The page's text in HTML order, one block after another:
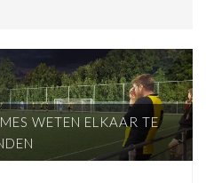
WETEN ELKAAR TE